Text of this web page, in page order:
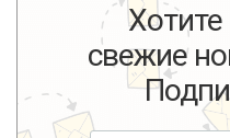
Хотите
свежие